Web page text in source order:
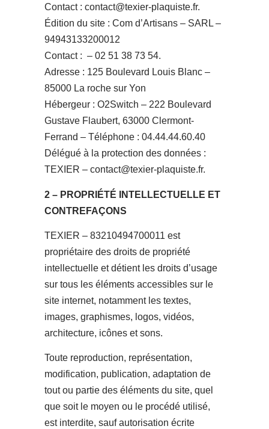
Contact : contact@texier-plaquiste.fr.
Édition du site : Com d’Artisans – SARL –
94943133200012
Contact : – 02 51 38 73 54.
Adresse : 125 Boulevard Louis Blanc –
85000 La roche sur Yon
Hébergeur : O2Switch – 222 Boulevard
Gustave Flaubert, 63000 Clermont-
Ferrand – Téléphone : 04.44.44.60.40
Délégué à la protection des données :
TEXIER – contact@texier-plaquiste.fr.
2 – PROPRIÉTÉ INTELLECTUELLE ET
CONTREFAÇONS
TEXIER – 83210494700011 est
propriétaire des droits de propriété
intellectuelle et détient les droits d’usage
sur tous les éléments accessibles sur le
site internet, notamment les textes,
images, graphismes, logos, vidéos,
architecture, icônes et sons.
Toute reproduction, représentation,
modification, publication, adaptation de
tout ou partie des éléments du site, quel
que soit le moyen ou le procédé utilisé,
est interdite, sauf autorisation écrite